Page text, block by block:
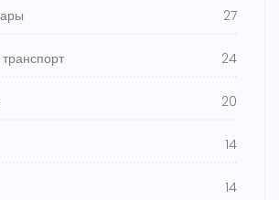
27
24
20
14
14